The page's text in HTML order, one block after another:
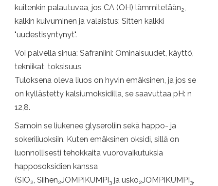
kuitenkin palautuvaa, jos CA (OH) lämmitetään2
kalkin kuivuminen ja valaistus; Sitten kalkki
"uudestisyntynyt".
Voi palvella sinua: Safraniini: Ominaisuudet, käyttö,
tekniikat, toksisuus
Tuloksena oleva liuos on hyvin emäksinen, ja jos se
on kyllästetty kalsiumoksidilla, se saavuttaa pH: n
12,8.
Samoin se liukenee glyseroliin sekä happo- ja
sokeriliuoksiin. Kuten emäksinen oksidi, sillä on
luonnollisesti tehokkaita vuorovaikutuksia
happosoksidien kanssa
(SIO2 , Siihen2JOMPIKUMPI3 ja usko2JOMPIKUMPI3